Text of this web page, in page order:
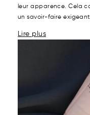
leur apparence. Cela
un savoir-faire
Lire plus